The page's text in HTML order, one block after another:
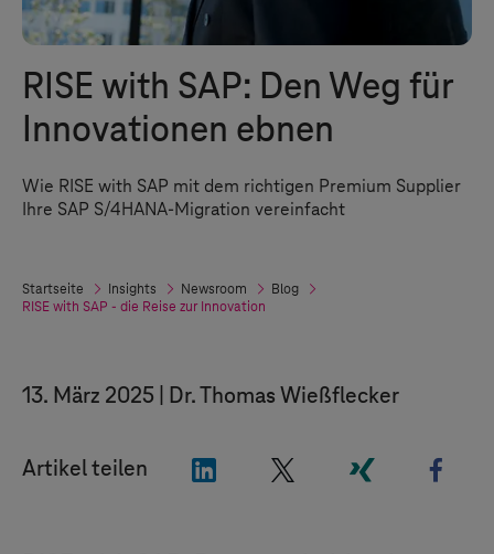
RISE with SAP: Den Weg für
Innovationen ebnen
Wie RISE with SAP mit dem richtigen Premium Supplier
Ihre SAP S/4HANA-Migration vereinfacht
Startseite Insights Newsroom
Blog
RISE with SAP - die Reise zur Innovation
13. März 2025 Dr. Thomas Wießflecker
Artikel teilen "LinkedIn" "Xing"